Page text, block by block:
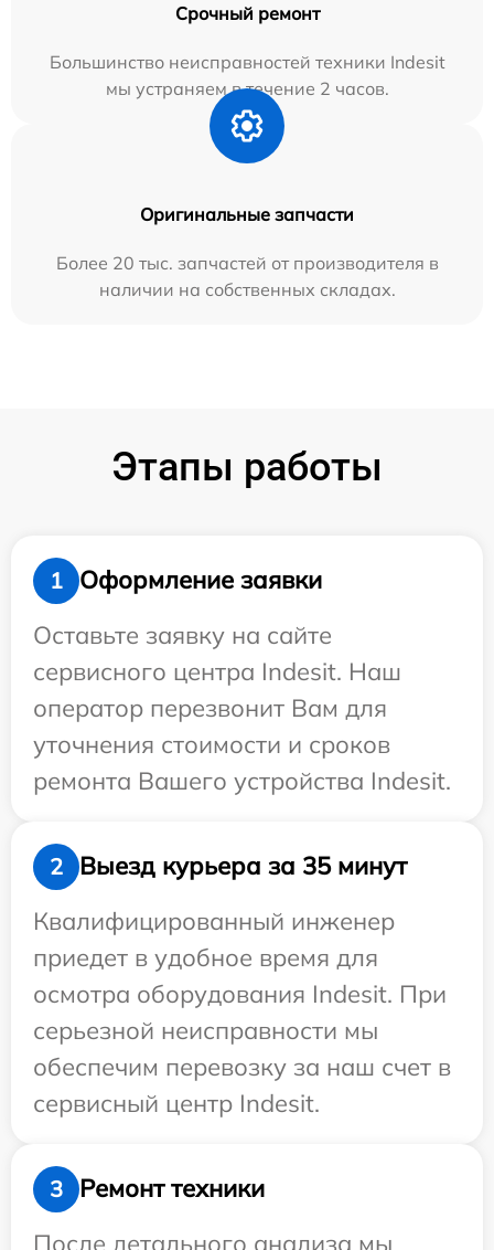
Срочный ремонт
Большинство неисправностей техники Indesit
мы устраняем в течение 2 часов.
Оригинальные запчасти
Более 20 тыс. запчастей от производителя в
наличии на собственных складах.
Этапы работы
1
Оформление заявки
Оставьте заявку на сайте
сервисного центра Indesit. Наш
оператор перезвонит Вам для
уточнения стоимости и сроков
ремонта Вашего устройства Indesit.
2
Выезд курьера за 35 минут
Квалифицированный инженер
приедет в удобное время для
осмотра оборудования Indesit. При
серьезной неисправности мы
обеспечим перевозку за наш счет в
сервисный центр Indesit.
3
Ремонт техники
После детального анализа мы